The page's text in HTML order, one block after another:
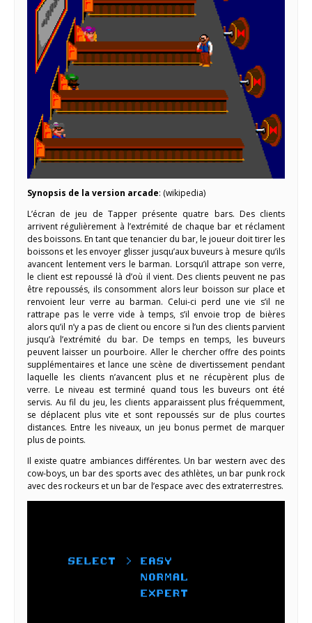
Synopsis de la version arcade: (wikipedia)
L’écran de jeu de Tapper présente quatre bars. Des clients
arrivent régulièrement à l’extrémité de chaque bar et réclament
des boissons. En tant que tenancier du bar, le joueur doit tirer les
boissons et les envoyer glisser jusqu’aux buveurs à mesure qu’ils
avancent lentement vers le barman. Lorsqu’il attrape son verre,
le client est repoussé là d’où il vient. Des clients peuvent ne pas
être repoussés, ils consomment alors leur boisson sur place et
renvoient leur verre au barman. Celui-ci perd une vie s’il ne
rattrape pas le verre vide à temps, s’il envoie trop de bières
alors qu’il n’y a pas de client ou encore si l’un des clients parvient
jusqu’à l’extrémité du bar. De temps en temps, les buveurs
peuvent laisser un pourboire. Aller le chercher offre des points
supplémentaires et lance une scène de divertissement pendant
laquelle les clients n’avancent plus et ne récupèrent plus de
verre. Le niveau est terminé quand tous les buveurs ont été
servis. Au fil du jeu, les clients apparaissent plus fréquemment,
se déplacent plus vite et sont repoussés sur de plus courtes
distances. Entre les niveaux, un jeu bonus permet de marquer
plus de points.
Il existe quatre ambiances différentes. Un bar western avec des
cow-boys, un bar des sports avec des athlètes, un bar punk rock
avec des rockeurs et un bar de l’espace avec des extraterrestres.